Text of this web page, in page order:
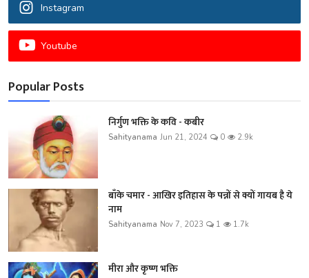
Instagram
Youtube
Popular Posts
निर्गुण भक्ति के कवि - कबीर
Sahityanama Jun 21, 2024 0 2.9k
बाँके चमार - आखिर इतिहास के पन्नों से क्यों गायब है ये
नाम
Sahityanama Nov 7, 2023 1 1.7k
मीरा और कृष्ण भक्ति